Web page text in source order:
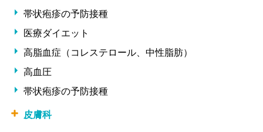
帯状疱疹の予防接種
医療ダイエット
高脂血症（コレステロール、中性脂肪）
高血圧
帯状疱疹の予防接種
皮膚科